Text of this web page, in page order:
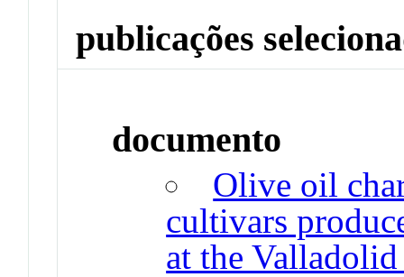
publicações
documento
Olive oil
cultivars
at the